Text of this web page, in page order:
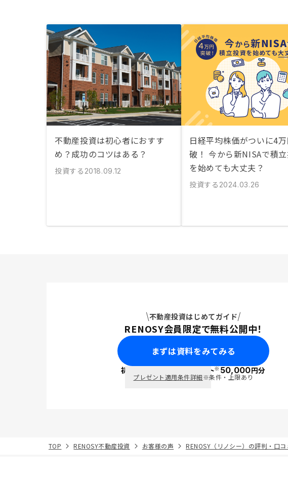
不動産投資は初心者におすす
め？成功のコツはある？
投資する 2018.09.12
日経平均株価がついに4
破！ 今から新NISAで積
を始めても大丈夫？
投資する 2024.03.26
不動産投資はじめてガイド
RENOSY会員限定で無料公開中！
まずは資料をみてみる
初回面談で ポイント※50,000円分
プレゼント適用条件詳細※条件・上限あり
TOP RENOSY不動産投資 お客様の声 RENOSY（リノシー）の評判・口コ